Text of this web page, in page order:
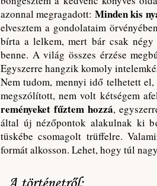
azonnal megragadott: Minden kis
elvesztem a gondolataim
bírta a lelkem, mert bár csak
benne. A világ összes érzése
Egyszerre hangzik komoly
Nem tudom, mennyi idő telhetett
megszólított, nem volt kétségem
reményeket fűztem hozzá,
által új nézőpontok alakulnak ki
tüskébe csomagolt trüffelre.
formát alkosson. Lehet, hogy túl